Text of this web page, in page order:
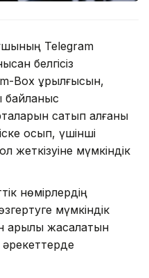
Telegram
белгісіз
Box құрылғысын,
байланыс
сатып алғаны
қосып, үшінші
жеткізуіне мүмкіндік
нөмірлердің
мүмкіндік
арқылы жасалатын
әрекеттерде